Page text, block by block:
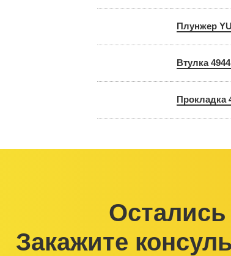
Плунжер
Втулка
Прокладка
Закажите